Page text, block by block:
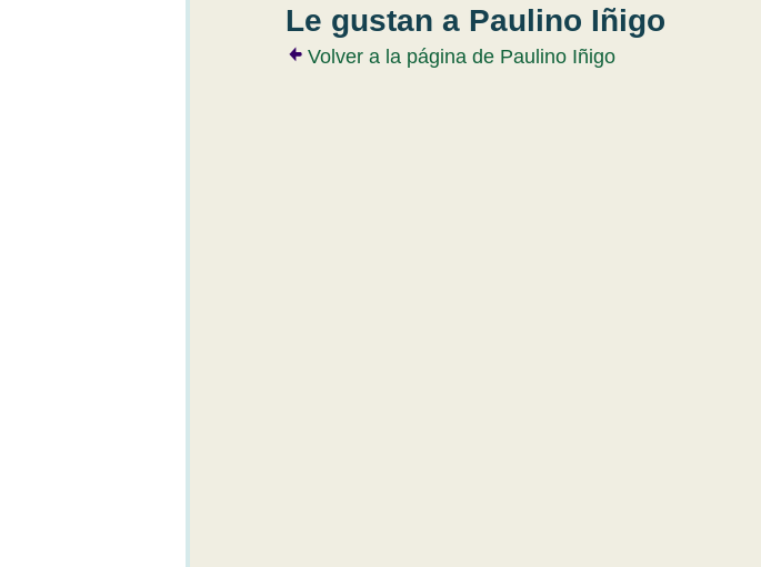
Le gustan a Paulino Iñigo
Volver a la página de Paulino Iñigo